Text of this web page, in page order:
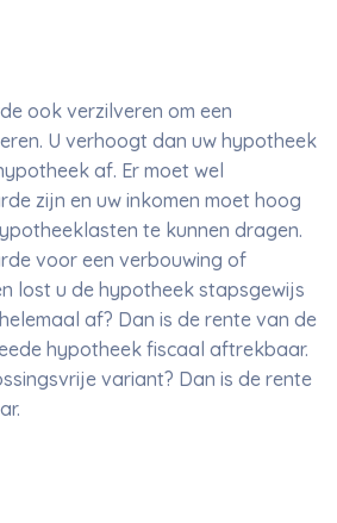
ook verzilveren om een
U verhoogt dan uw hypotheek
af. Er moet wel
zijn en uw inkomen moet hoog
te kunnen dragen.
voor een verbouwing of
lost u de hypotheek stapsgewijs
af? Dan is de rente van de
hypotheek fiscaal aftrekbaar.
variant? Dan is de rente